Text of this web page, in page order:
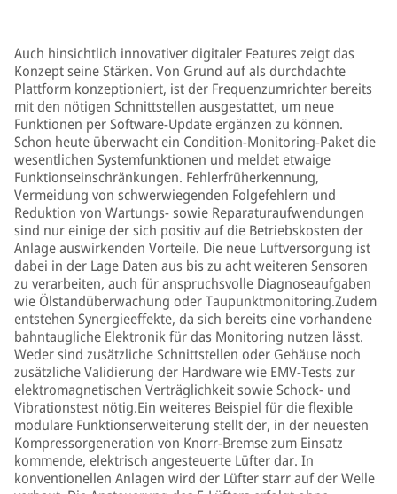
Auch hinsichtlich innovativer digitaler Features zeigt das
Konzept seine Stärken. Von Grund auf als durchdachte
Plattform konzeptioniert, ist der Frequenzumrichter bereits
mit den nötigen Schnittstellen ausgestattet, um neue
Funktionen per Software-Update ergänzen zu können.
Schon heute überwacht ein Condition-Monitoring-Paket die
wesentlichen Systemfunktionen und meldet etwaige
Funktionseinschränkungen. Fehlerfrüherkennung,
Vermeidung von schwerwiegenden Folgefehlern und
Reduktion von Wartungs- sowie Reparaturaufwendungen
sind nur einige der sich positiv auf die Betriebskosten der
Anlage auswirkenden Vorteile. Die neue Luftversorgung ist
dabei in der Lage Daten aus bis zu acht weiteren Sensoren
zu verarbeiten, auch für anspruchsvolle Diagnoseaufgaben
wie Ölstandüberwachung oder Taupunktmonitoring.Zudem
entstehen Synergieeffekte, da sich bereits eine vorhandene
bahntaugliche Elektronik für das Monitoring nutzen lässt.
Weder sind zusätzliche Schnittstellen oder Gehäuse noch
zusätzliche Validierung der Hardware wie EMV-Tests zur
elektromagnetischen Verträglichkeit sowie Schock- und
Vibrationstest nötig.Ein weiteres Beispiel für die flexible
modulare Funktionserweiterung stellt der, in der neuesten
Kompressorgeneration von Knorr-Bremse zum Einsatz
kommende, elektrisch angesteuerte Lüfter dar. In
konventionellen Anlagen wird der Lüfter starr auf der Welle